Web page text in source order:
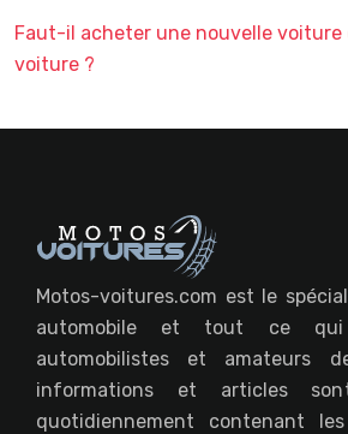
Faut-il acheter une nouvelle voiture
voiture ?
Motos-voitures.com est le
automobile et tout ce qui
automobilistes et amateurs
informations et articles
quotidiennement contenant